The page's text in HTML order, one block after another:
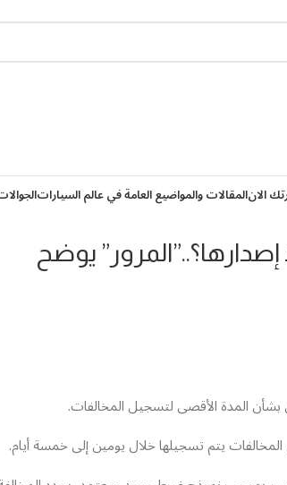
الانالمقالات والمواضيع العامة في عالم السيارات
يوضح
بشأن المدة الأقصى لتسجيل المخالفات.
يتم تسجيلها خلال يومين إلى خمسة أيام.